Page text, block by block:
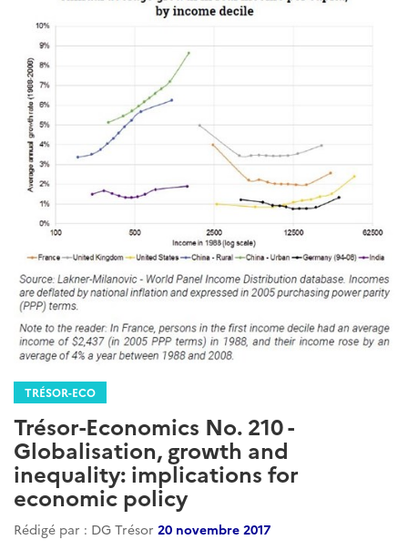
TRÉSOR-ECO
Trésor-Economics No. 210 -
Globalisation, growth and
inequality: implications for
economic policy
Rédigé par : DG Trésor 20 novembre 2017